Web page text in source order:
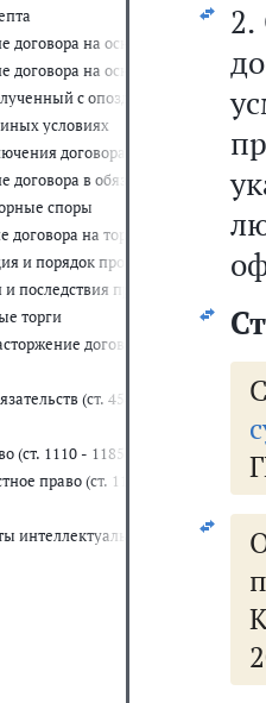
договора на основании оферты,
договора на основании оферты,
с опозданием
условиях
договора
договора в обязательном порядке
споры
на торгах
и порядок проведения торгов
последствия признания торгов
торги
договора (ст. 450 - 453)
(ст. 454 - 1109)
(ст. 1110 - 1185)
право (ст. 1186 - 1224)
интеллектуальной деятельности
2.